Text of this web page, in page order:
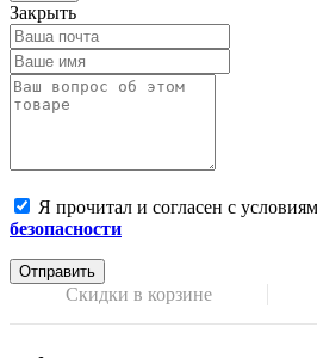
Закрыть
Я прочитал и согласен с
безопасности
Отправить
Скидки в корзине